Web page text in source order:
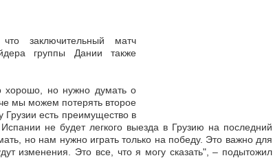
заключительный матч
группы Дании также
но нужно думать о
мы можем потерять второе
Грузии есть преимущество в
не будет легкого выезда в Грузию на последний
но нам нужно играть только на победу. Это важно для
изменения. Это все, что я могу сказать", – подытожил